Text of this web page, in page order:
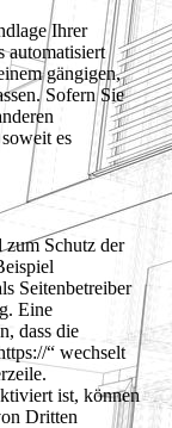
Ihrer
automatisiert
gängigen,
Sofern Sie
es
zum Schutz der
Seitenbetreiber
Eine
dass die
“ wechselt
ist, können
Dritten